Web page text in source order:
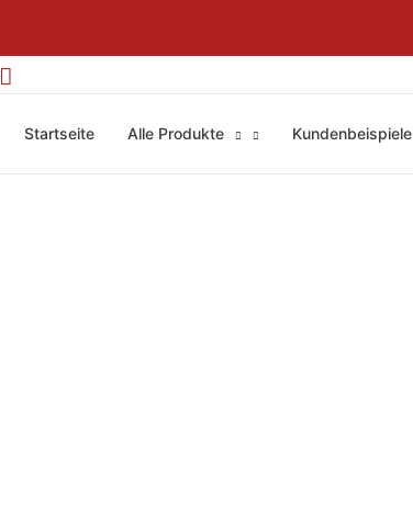
Startseite Alle Produkte Kundenbeispiele